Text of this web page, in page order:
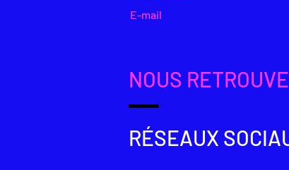
E-mail
"Daniel Bollin consacre la
permet d'aller vers le centre
du quotidien mais aussi sa
NOUS
RÉSEAUX